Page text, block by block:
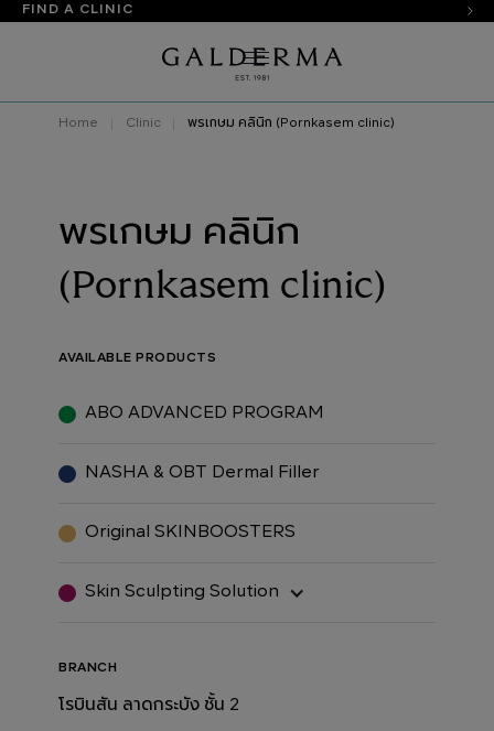
FIND A CLINIC
Home Clinic พรเกษม คลินิก (Pornkasem clinic)
พรเกษม คลินิก
(Pornkasem clinic)
AVAILABLE PRODUCTS
ABO ADVANCED PROGRAM
NASHA & OBT Dermal Filler
Original SKINBOOSTERS
Skin Sculpting Solution
BRANCH
โรบินสัน ลาดกระบัง ชั้น 2